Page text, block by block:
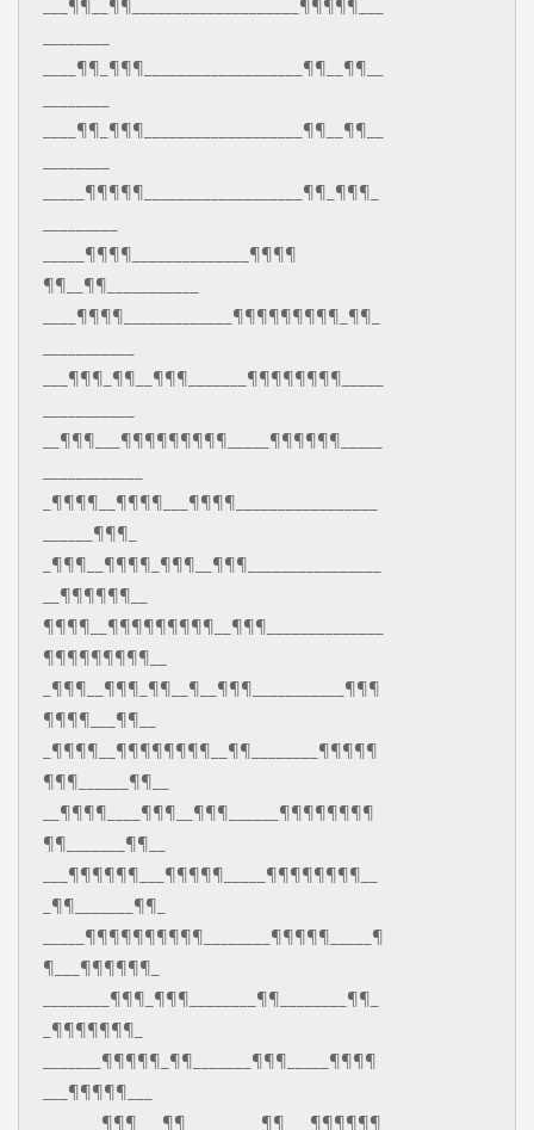
___¶¶__¶¶____________________¶¶¶¶¶___
____¶¶_¶¶¶___________________¶¶__¶¶__
____¶¶_¶¶¶___________________¶¶__¶¶__
_____¶¶¶¶¶___________________¶¶_¶¶¶_
_____¶¶¶¶______________¶¶¶¶
¶¶__¶¶___________
____¶¶¶¶_____________¶¶¶¶¶¶¶¶¶_¶¶_
___¶¶¶_¶¶__¶¶¶_______¶¶¶¶¶¶¶¶_____
__¶¶¶___¶¶¶¶¶¶¶¶¶_____¶¶¶¶¶¶_____
_¶¶¶¶__¶¶¶¶___¶¶¶¶_________________
______¶¶¶_
_¶¶¶__¶¶¶¶_¶¶¶__¶¶¶________________
__¶¶¶¶¶¶__
¶¶¶¶__¶¶¶¶¶¶¶¶¶__¶¶¶______________
¶¶¶¶¶¶¶¶¶__
_¶¶¶__¶¶¶_¶¶__¶__¶¶¶___________¶¶¶
¶¶¶¶___¶¶__
_¶¶¶¶__¶¶¶¶¶¶¶¶__¶¶________¶¶¶¶¶
¶¶¶______¶¶__
__¶¶¶¶____¶¶¶__¶¶¶______¶¶¶¶¶¶¶¶
¶¶_______¶¶__
___¶¶¶¶¶¶___¶¶¶¶¶_____¶¶¶¶¶¶¶¶__
_¶¶_______¶¶_
_____¶¶¶¶¶¶¶¶¶¶________¶¶¶¶¶_____¶
¶___¶¶¶¶¶¶_
________¶¶¶_¶¶¶________¶¶________¶¶_
_¶¶¶¶¶¶¶_
_______¶¶¶¶¶_¶¶_______¶¶¶_____¶¶¶¶
___¶¶¶¶¶___
_______¶¶¶___¶¶_________¶¶___¶¶¶¶¶¶